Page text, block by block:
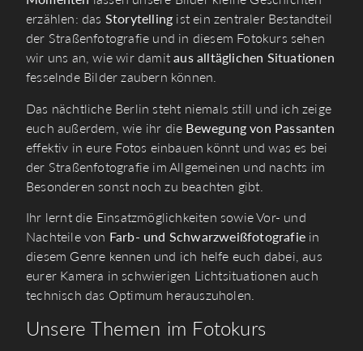
erzählen: das Storytelling ist ein zentraler Bestandteil
der Straßenfotografie und in diesem Fotokurs sehen
wir uns an, wie wir damitaus alltäglichen Situationen
fesselnde Bilder zaubern können.
Das nächtliche Berlin steht niemals still und ich zeige
euch außerdem, wie ihr die Bewegung von Passanten
effektiv in eure Fotos einbauen könnt und was es bei
der Straßenfotografie im Allgemeinen und nachts im
Besonderen sonst noch zu beachten gibt.
Ihr lernt die Einsatzmöglichkeiten sowie Vor- und
Nachteile von Farb- und Schwarzweißfotografie in
diesem Genre kennen und ich helfe euch dabei, aus
eurer Kamera in schwierigen Lichtsituationen auch
technisch das Optimum herauszuholen.
Unsere Themen im Fotokurs